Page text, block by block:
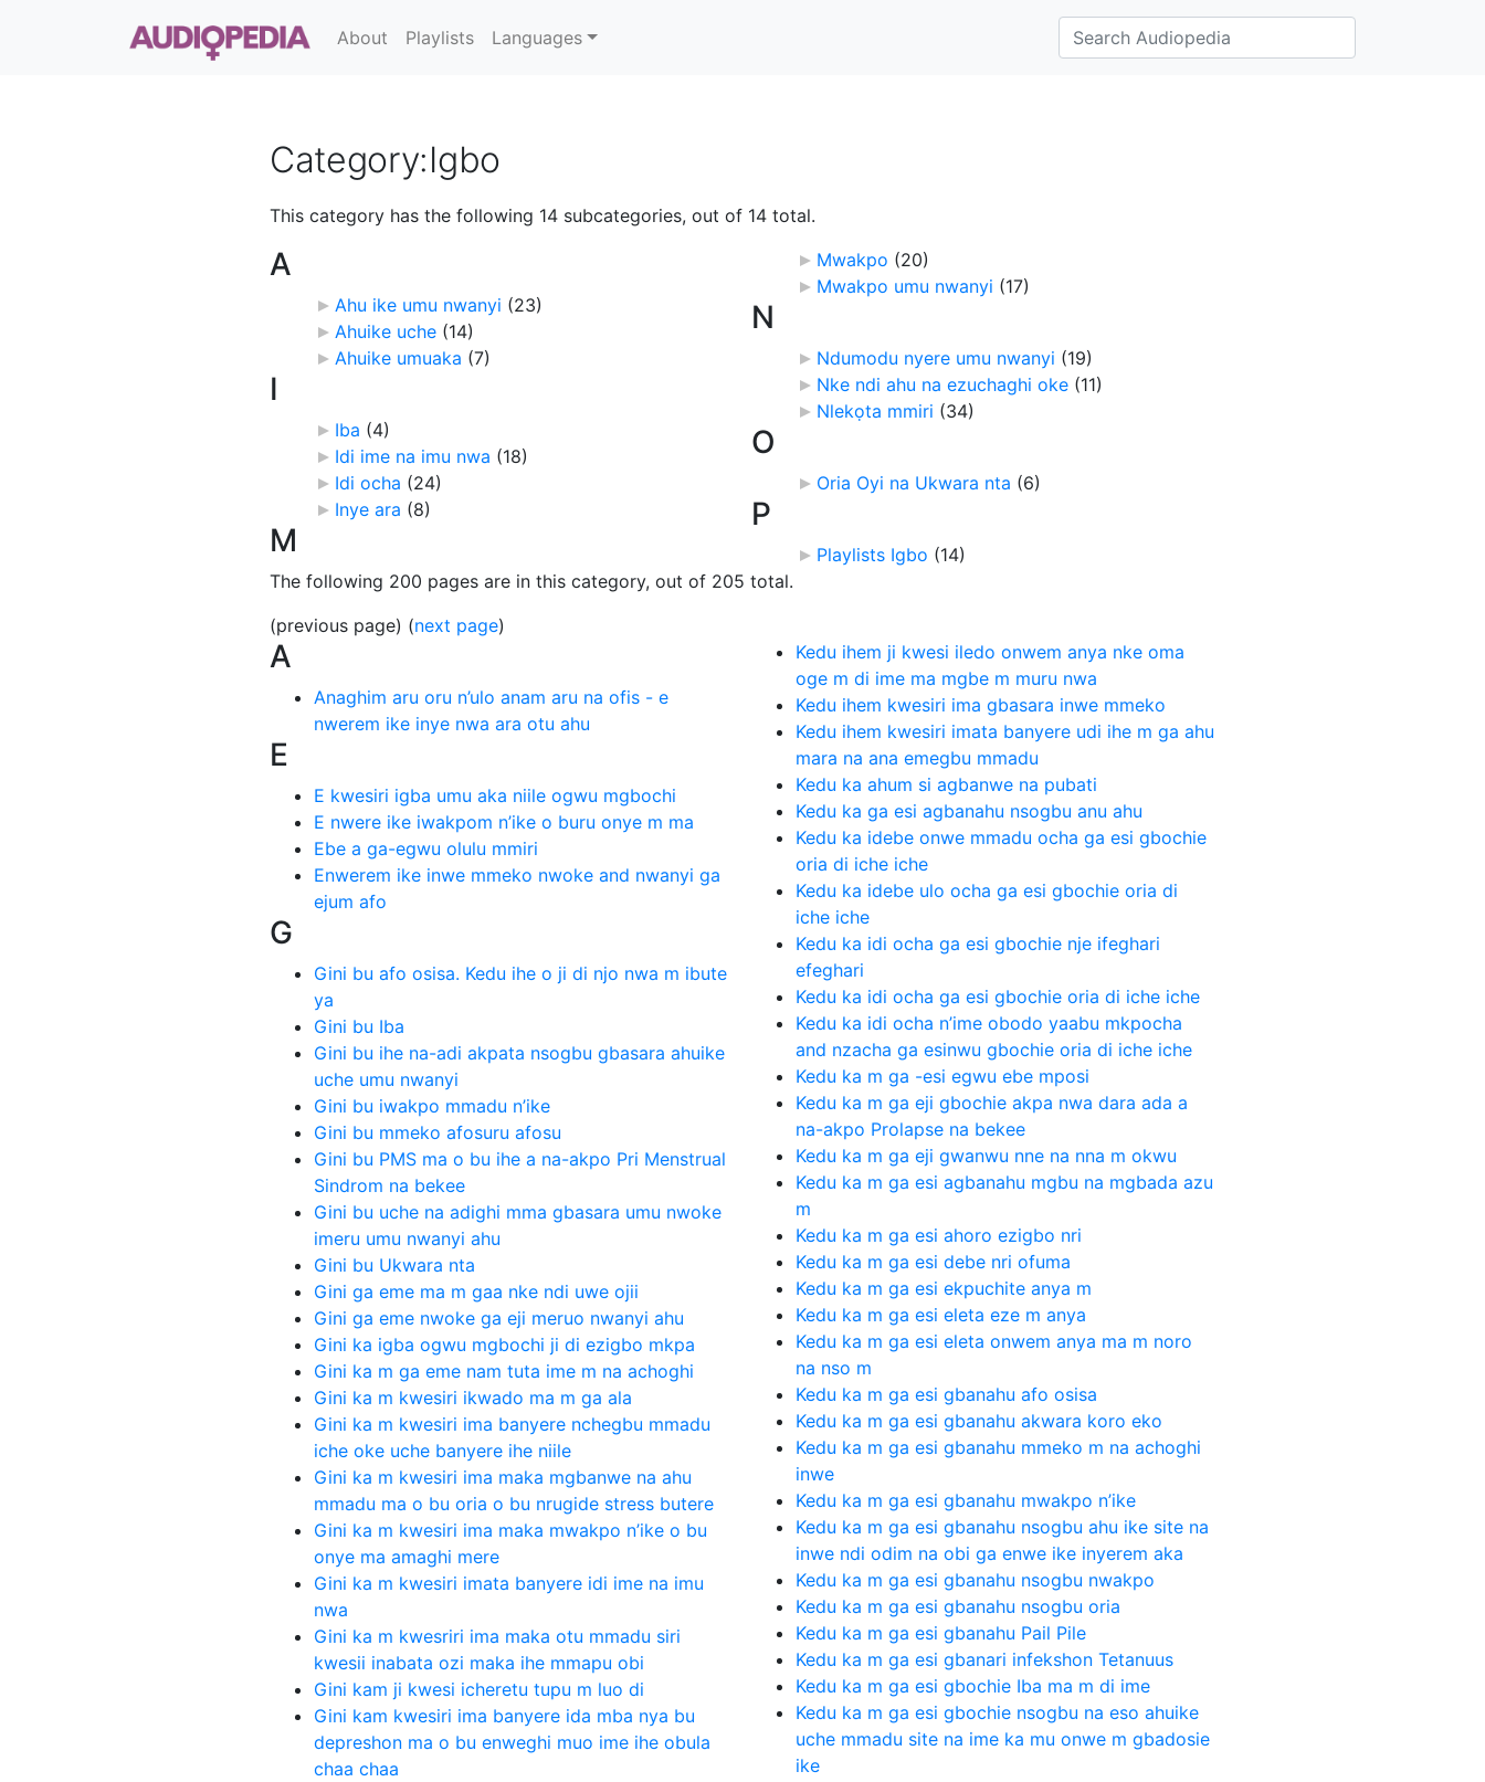
About Playlists Languages
Category:Igbo
This category has the following 14 subcategories, out of 14 total.
A
Ahu ike umu nwanyi (23)
Ahuike uche (14)
Ahuike umuaka (7)
I
Iba (4)
Idi ime na imu nwa (18)
Idi ocha (24)
Inye ara (8)
M
Mwakpo (20)
Mwakpo umu nwanyi (17)
N
Ndumodu nyere umu nwanyi (19)
Nke ndi ahu na ezuchaghi oke (11)
Nlekọta mmiri (34)
O
Oria Oyi na Ukwara nta (6)
P
Playlists Igbo (14)
The following 200 pages are in this category, out of 205 total.
(previous page) (next page)
A
Anaghim aru oru n’ulo anam aru na ofis - e
nwerem ike inye nwa ara otu ahu
E
E kwesiri igba umu aka niile ogwu mgbochi
E nwere ike iwakpom n’ike o buru onye m ma
Ebe a ga-egwu olulu mmiri
Enwerem ike inwe mmeko nwoke and nwanyi ga
ejum afo
G
Gini bu afo osisa. Kedu ihe o ji di njo nwa m ibute
ya
Gini bu Iba
Gini bu ihe na-adi akpata nsogbu gbasara ahuike
uche umu nwanyi
Gini bu iwakpo mmadu n’ike
Gini bu mmeko afosuru afosu
Gini bu PMS ma o bu ihe a na-akpo Pri Menstrual
Sindrom na bekee
Gini bu uche na adighi mma gbasara umu nwoke
imeru umu nwanyi ahu
Gini bu Ukwara nta
Gini ga eme ma m gaa nke ndi uwe ojii
Gini ga eme nwoke ga eji meruo nwanyi ahu
Gini ka igba ogwu mgbochi ji di ezigbo mkpa
Gini ka m ga eme nam tuta ime m na achoghi
Gini ka m kwesiri ikwado ma m ga ala
Gini ka m kwesiri ima banyere nchegbu mmadu
iche oke uche banyere ihe niile
Gini ka m kwesiri ima maka mgbanwe na ahu
mmadu ma o bu oria o bu nrugide stress butere
Gini ka m kwesiri ima maka mwakpo n’ike o bu
onye ma amaghi mere
Gini ka m kwesiri imata banyere idi ime na imu
nwa
Gini ka m kwesriri ima maka otu mmadu siri
kwesii inabata ozi maka ihe mmapu obi
Gini kam ji kwesi icheretu tupu m luo di
Gini kam kwesiri ima banyere ida mba nya bu
depreshon ma o bu enweghi muo ime ihe obula
chaa chaa
Kedu ihem ji kwesi iledo onwem anya nke oma
oge m di ime ma mgbe m muru nwa
Kedu ihem kwesiri ima gbasara inwe mmeko
Kedu ihem kwesiri imata banyere udi ihe m ga ahu
mara na ana emegbu mmadu
Kedu ka ahum si agbanwe na pubati
Kedu ka ga esi agbanahu nsogbu anu ahu
Kedu ka idebe onwe mmadu ocha ga esi gbochie
oria di iche iche
Kedu ka idebe ulo ocha ga esi gbochie oria di
iche iche
Kedu ka idi ocha ga esi gbochie nje ifeghari
efeghari
Kedu ka idi ocha ga esi gbochie oria di iche iche
Kedu ka idi ocha n’ime obodo yaabu mkpocha
and nzacha ga esinwu gbochie oria di iche iche
Kedu ka m ga -esi egwu ebe mposi
Kedu ka m ga eji gbochie akpa nwa dara ada a
na-akpo Prolapse na bekee
Kedu ka m ga eji gwanwu nne na nna m okwu
Kedu ka m ga esi agbanahu mgbu na mgbada azu
m
Kedu ka m ga esi ahoro ezigbo nri
Kedu ka m ga esi debe nri ofuma
Kedu ka m ga esi ekpuchite anya m
Kedu ka m ga esi eleta eze m anya
Kedu ka m ga esi eleta onwem anya ma m noro
na nso m
Kedu ka m ga esi gbanahu afo osisa
Kedu ka m ga esi gbanahu akwara koro eko
Kedu ka m ga esi gbanahu mmeko m na achoghi
inwe
Kedu ka m ga esi gbanahu mwakpo n’ike
Kedu ka m ga esi gbanahu nsogbu ahu ike site na
inwe ndi odim na obi ga enwe ike inyerem aka
Kedu ka m ga esi gbanahu nsogbu nwakpo
Kedu ka m ga esi gbanahu nsogbu oria
Kedu ka m ga esi gbanahu Pail Pile
Kedu ka m ga esi gbanari infekshon Tetanuus
Kedu ka m ga esi gbochie Iba ma m di ime
Kedu ka m ga esi gbochie nsogbu na eso ahuike
uche mmadu site na ime ka mu onwe m gbadosie
ike